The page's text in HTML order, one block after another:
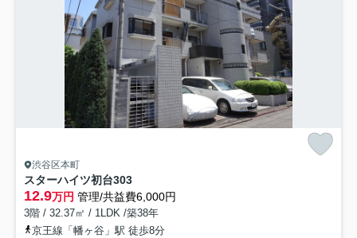
渋谷区本町
スターハイツ初台303
12.9万円 管理/共益費6,000円
3階 / 32.37㎡ / 1LDK /築38年
京王線「幡ヶ谷」駅 徒歩8分